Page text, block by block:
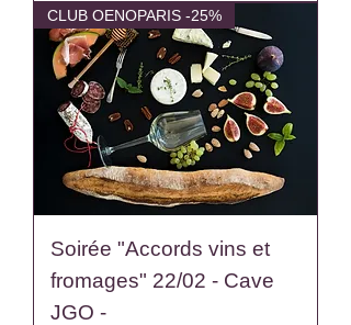
CLUB OENOPARIS -25%
Soirée "Accords vins et
fromages" 22/02 - Cave
JGO -